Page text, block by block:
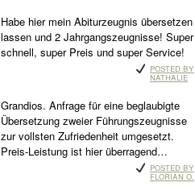
Habe hier mein Abiturzeugnis übersetzen
lassen und 2 Jahrgangszeugnisse! Super
schnell, super Preis und super Service!
Posted by
Nathalie
Grandios. Anfrage für eine beglaubigte
Übersetzung zweier Führungszeugnisse
zur vollsten Zufriedenheit umgesetzt.
Preis-Leistung ist hier überragend…
Posted by
Florian O.